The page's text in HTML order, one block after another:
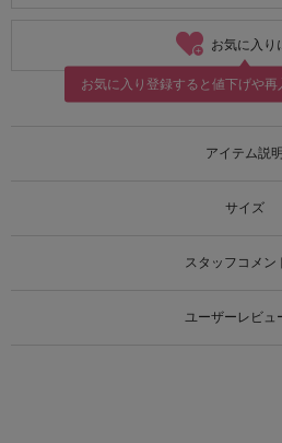
お気に入り
お気に入り登録すると値下げや
アイテム説明
サイズ
スタッフコメン
ユーザーレビュ